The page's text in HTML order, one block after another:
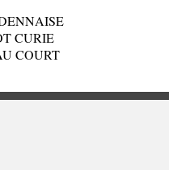
CURIE
COURT